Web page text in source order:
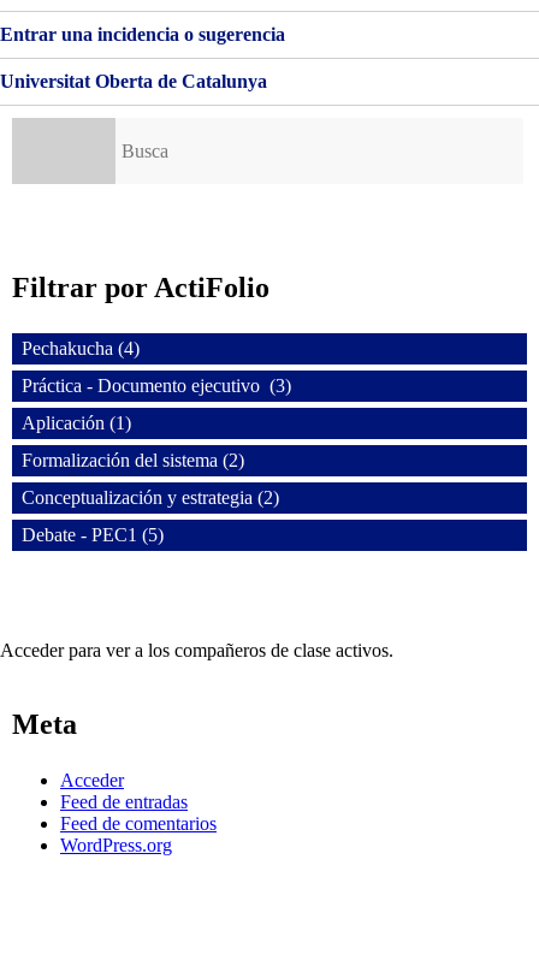
Entrar una incidencia o sugerencia
Universitat Oberta de Catalunya
Filtrar por ActiFolio
Pechakucha (4)
Práctica - Documento ejecutivo (3)
Aplicación (1)
Formalización del sistema (2)
Conceptualización y estrategia (2)
Debate - PEC1 (5)
Acceder para ver a los compañeros de clase activos.
Meta
Acceder
Feed de entradas
Feed de comentarios
WordPress.org